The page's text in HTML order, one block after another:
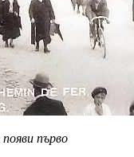
първо